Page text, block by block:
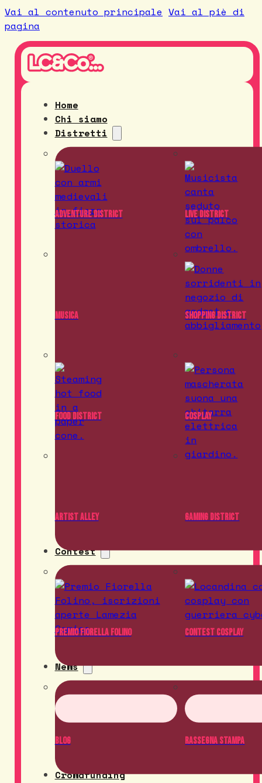
Vai al contenuto principale Vai al piè di
pagina
Home
Chi siamo
Distretti
Adventure District Live District
Musica Shopping District
Food District Cosplay
Artist Alley Gaming District
Contest
Premio Fiorella Folino Contest Cosplay
News
Blog Rassegna Stampa
Crowdfunding